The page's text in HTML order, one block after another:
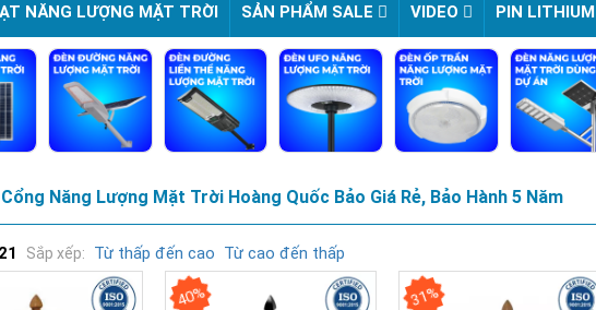
NĂNG LƯỢNG MẶT TRỜI SẢN PHẨM SALE VIDEO PIN LITHIUM
Năng Lượng Mặt Trời Hoàng Quốc Bảo Giá Rẻ, Bảo Hành 5 Năm
21 Sắp xếp: Từ thấp đến cao Từ cao đến thấp
40% 31%